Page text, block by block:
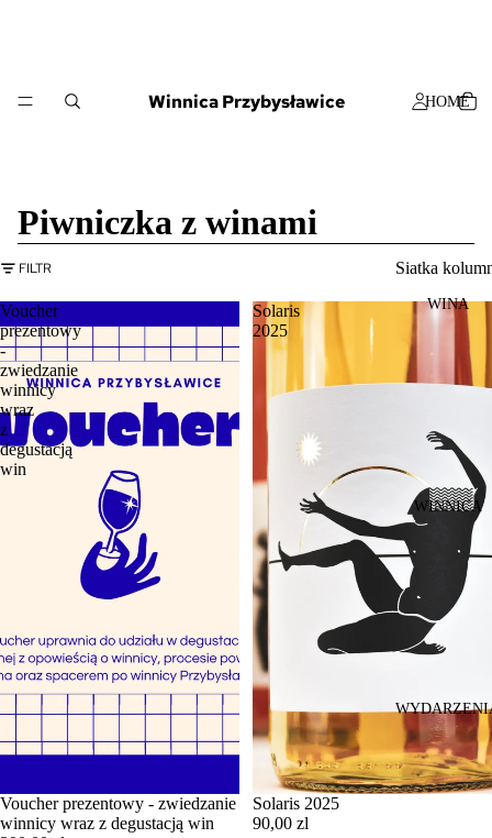
HOME
WINA
WINNICA
Winnica Przybysławice
Piwniczka z winami
FILTR Siatka
Voucher
prezentowy
-
zwiedzanie
winnicy
wraz
z
degustacją
win
Voucher prezentowy - zwiedzanie
winnicy wraz z degustacją win
Solaris
2025
Solaris 2025
90,00 zl